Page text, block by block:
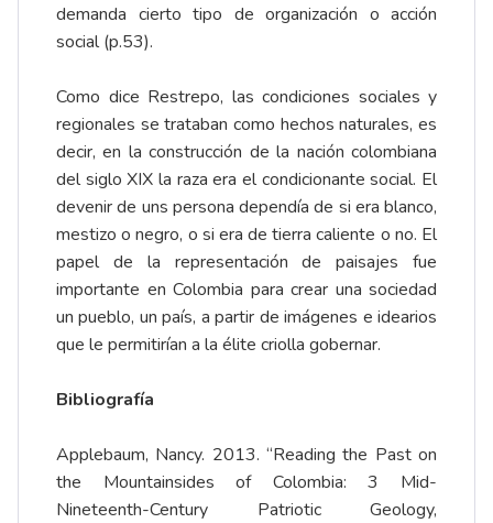
demanda cierto tipo de organización o acción
social (p.53).
Como dice Restrepo, las condiciones sociales y
regionales se trataban como hechos naturales, es
decir, en la construcción de la nación colombiana
del siglo XIX la raza era el condicionante social. El
devenir de uns persona dependía de si era blanco,
mestizo o negro, o si era de tierra caliente o no. El
papel de la representación de paisajes fue
importante en Colombia para crear una sociedad
un pueblo, un país, a partir de imágenes e idearios
que le permitirían a la élite criolla gobernar.
Bibliografía
Applebaum, Nancy. 2013. “Reading the Past on
the Mountainsides of Colombia: 3 Mid-
Nineteenth-Century Patriotic Geology,